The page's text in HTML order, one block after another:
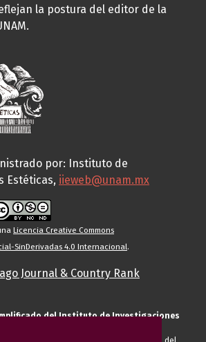
la postura del editor de la
por: Instituto de
Estéticas, iieweb@unam.mx
Licencia Creative Commons
SinDerivadas 4.0 Internacional.
del Instituto de Investigaciones